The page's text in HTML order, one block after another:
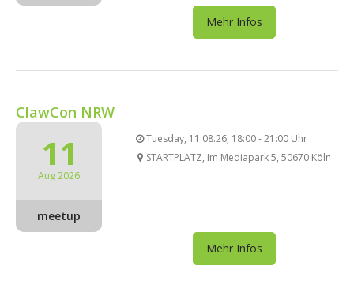
Mehr Infos
ClawCon NRW
11
Aug 2026
meetup
Tuesday, 11.08.26, 18:00 - 21:00 Uhr
STARTPLATZ, Im Mediapark 5, 50670 Köln
Mehr Infos